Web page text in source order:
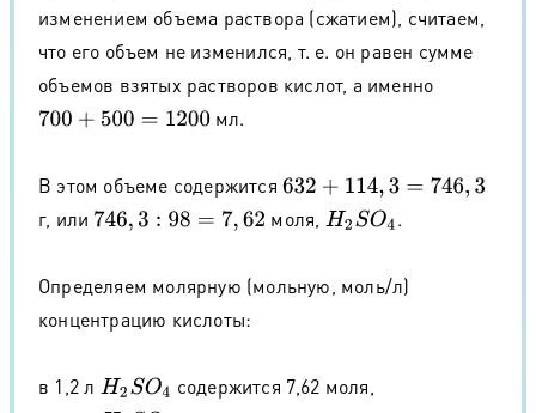
изменением объема раствора (сжатием), считаем,
что его объем не изменился, т. е. он равен сумме
объемов взятых растворов кислот, а именно
700+ 500=1200 мл.
В этом объеме содержится 632+ 114,3=746 3
г, или 746,3 :98 =7,62 моля, H2SO4 .
Определяем молярную (мольную, моль/л)
концентрацию кислоты:
в 1,2 л H2SO4
содержится 7,62 моля,